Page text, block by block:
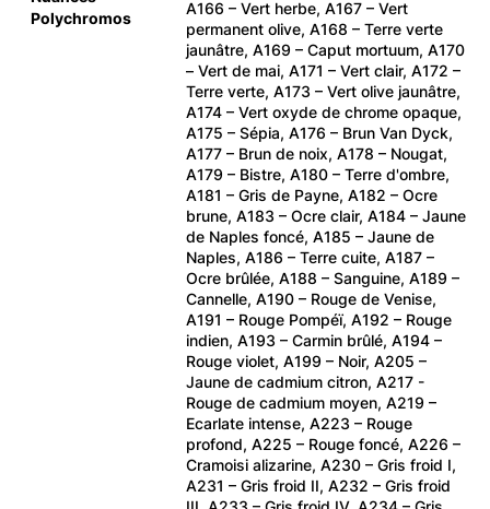
Polychromos
A166 – Vert herbe, A167 – Vert
permanent olive, A168 – Terre verte
jaunâtre, A169 – Caput mortuum, A170
– Vert de mai, A171 – Vert clair, A172 –
Terre verte, A173 – Vert olive jaunâtre,
A174 – Vert oxyde de chrome opaque,
A175 – Sépia, A176 – Brun Van Dyck,
A177 – Brun de noix, A178 – Nougat,
A179 – Bistre, A180 – Terre d'ombre,
A181 – Gris de Payne, A182 – Ocre
brune, A183 – Ocre clair, A184 – Jaune
de Naples foncé, A185 – Jaune de
Naples, A186 – Terre cuite, A187 –
Ocre brûlée, A188 – Sanguine, A189 –
Cannelle, A190 – Rouge de Venise,
A191 – Rouge Pompéï, A192 – Rouge
indien, A193 – Carmin brûlé, A194 –
Rouge violet, A199 – Noir, A205 –
Jaune de cadmium citron, A217 -
Rouge de cadmium moyen, A219 –
Ecarlate intense, A223 – Rouge
profond, A225 – Rouge foncé, A226 –
Cramoisi alizarine, A230 – Gris froid I,
A231 – Gris froid II, A232 – Gris froid